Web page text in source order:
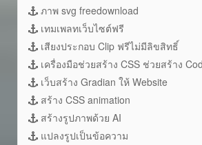
ภาพ svg freedownload
เทมเพลทเว็บไซต์ฟรี
เสียงประกอบ Clip ฟรีไม่มีลิขสิทธิ์
เครื่องมือช่วยสร้าง CSS ช่วยสร้าง
เว็บสร้าง Gradian ให้ Website
สร้าง CSS animation
สร้างรูปภาพด้วย AI
แปลงรูปเป็นข้อความ